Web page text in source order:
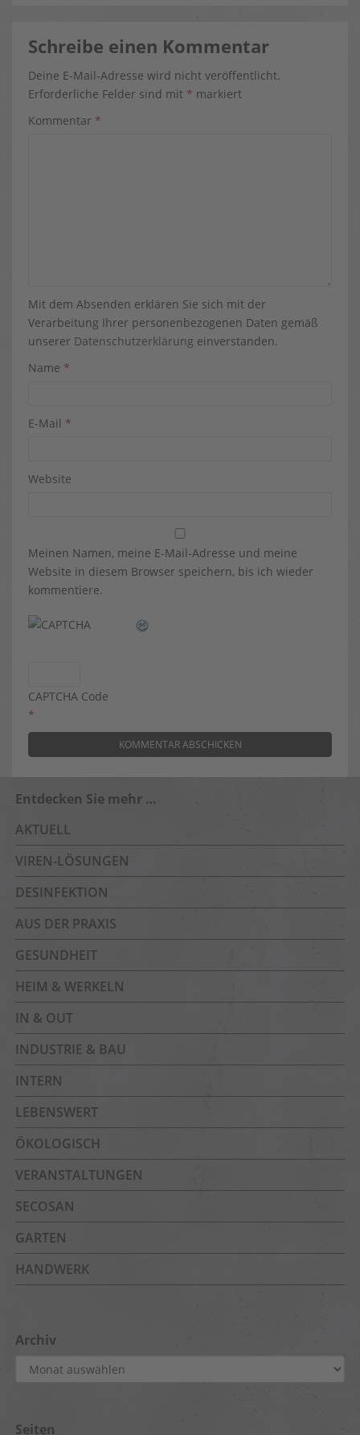
Schreibe einen Kommentar
Deine E-Mail-Adresse wird nicht veröffentlicht.
Erforderliche Felder sind mit * markiert
Kommentar *
Mit dem Absenden erklären Sie sich mit der
Verarbeitung Ihrer personenbezogenen Daten gemäß
unserer Datenschutzerklärung einverstanden.
Name *
E-Mail *
Website
Meinen Namen, meine E-Mail-Adresse und meine
Website in diesem Browser speichern, bis ich wieder
kommentiere.
CAPTCHA Code
*
Entdecken Sie mehr …
AKTUELL
VIREN-LÖSUNGEN
DESINFEKTION
AUS DER PRAXIS
GESUNDHEIT
HEIM & WERKELN
IN & OUT
INDUSTRIE & BAU
INTERN
LEBENSWERT
ÖKOLOGISCH
VERANSTALTUNGEN
SECOSAN
GARTEN
HANDWERK
Archiv
Archiv
Seiten